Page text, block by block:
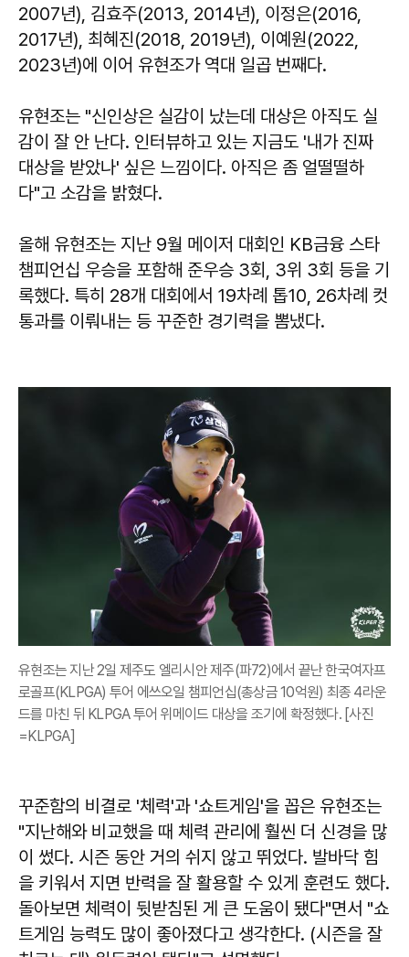
2007년), 김효주(2013, 2014년), 이정은(2016,
2017년), 최혜진(2018, 2019년), 이예원(2022,
2023년)에 이어 유현조가 역대 일곱 번째다.
유현조는 "신인상은 실감이 났는데 대상은 아직도 실
감이 잘 안 난다. 인터뷰하고 있는 지금도 '내가 진짜
대상을 받았나' 싶은 느낌이다. 아직은 좀 얼떨떨하
다"고 소감을 밝혔다.
올해 유현조는 지난 9월 메이저 대회인 KB금융 스타
챔피언십 우승을 포함해 준우승 3회, 3위 3회 등을 기
록했다. 특히 28개 대회에서 19차례 톱10, 26차례 컷
통과를 이뤄내는 등 꾸준한 경기력을 뽐냈다.
유현조는 지난 2일 제주도 엘리시안 제주(파72)에서 끝난 한국여자프
로골프(KLPGA) 투어 에쓰오일 챔피언십(총상금 10억원) 최종 4라운
드를 마친 뒤 KLPGA 투어 위메이드 대상을 조기에 확정했다. [사진
=KLPGA]
꾸준함의 비결로 '체력'과 '쇼트게임'을 꼽은 유현조는
"지난해와 비교했을 때 체력 관리에 훨씬 더 신경을 많
이 썼다. 시즌 동안 거의 쉬지 않고 뛰었다. 발바닥 힘
을 키워서 지면 반력을 잘 활용할 수 있게 훈련도 했다.
돌아보면 체력이 뒷받침된 게 큰 도움이 됐다"면서 "쇼
트게임 능력도 많이 좋아졌다고 생각한다. (시즌을 잘